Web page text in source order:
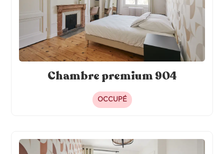
Chambre premium 904
OCCUPÉ